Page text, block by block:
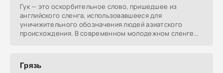
Гук — это оскорбительное слово, пришедшее из
английского сленга, использовавшееся для
уничижительного обозначения людей азиатского
происхождения. В современном молодежном сленге
Грязь